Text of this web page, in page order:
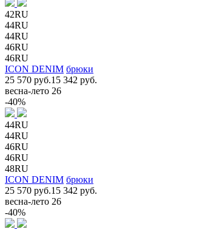
42RU
44RU
44RU
46RU
46RU
ICON DENIM брюки
25 570 руб.15 342 руб.
весна-лето 26
-40%
44RU
44RU
46RU
46RU
48RU
ICON DENIM брюки
25 570 руб.15 342 руб.
весна-лето 26
-40%